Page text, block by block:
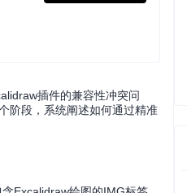
插件的兼容性冲突问
阶段，系统阐述如何通过精准